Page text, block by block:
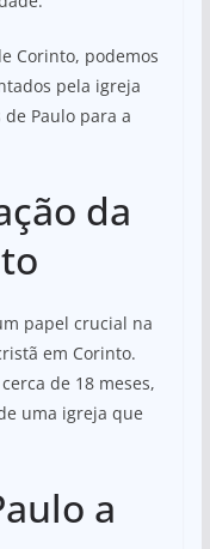
Corinto, podemos
pela igreja
Paulo para a
da
papel crucial na
em Corinto.
de 18 meses,
uma igreja que
a